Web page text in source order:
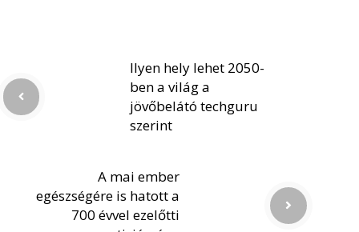
Ilyen hely lehet 2050-
ben a világ a
jövőbelátó techguru
szerint
A mai ember
egészségére is hatott a
700 évvel ezelőtti